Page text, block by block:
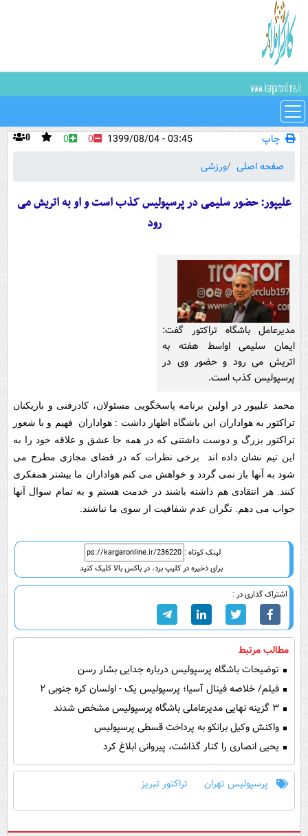
چاپ 0 0 0
03:45 - 1399/08/04
صفحه اصلی
ورزشی
علیپور: حضور سلیمی در پرسپولیس کذب است و او به اتریش می
رود
مدیرعامل باشگاه تراکتور گفت:
ایمان سلیمی اواسط هفته به
اتریش می رود و حضور وی در
پرسپولیس کذب است.
محمد علیپور در اولین برنامه پاسخگویی مسئولان، کادرفنی و بازیکنان
تراکتور به هواداران این باشگاه اظهار داشت : هواداران فهیم و با شعور
تراکتور بزرگ و دوست داشتنی که در همه جا عشق و علاقه خود را به
این تیم نشان داده اند برخی نظرات که در فضای مجازی مطرح می
شود به آنها باز نمی گردد و خواهش می کنم هواداران ما بیشتر همفکری
کنند. هر انتقادی هم داشته باشند در خدمت هستم و به تمام سوال آنها
جواب می دهم. نگران عدم شفافیت از سوی ما نباشند.
لینک کوتاه :
برای ذخیره در کلیپ برد، در باکس بالا کلیک کنید
اشتراک گذاری در :
مطالب مرتبط
توضیحات باشگاه پرسپولیس درباره جدایی بشار رسن
فیلم/ خلاصه فینال آسیا؛ پرسپولیس یک - اولسان کره جنوبی ۲
واکنش وکیل برانکو به پرداخت قسطی پرسپولیس
یحیی انصاری را کنار گذاشت، پیروانی ابلاغ کرد
پرسپولیس تهران تراکتور تبریز